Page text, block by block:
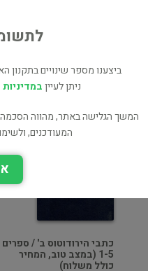
מוכר ספר זהה? לחץ כאן
כתבי הירודוטוס ב' / ספרים
1-5 (במצב טוב, המחיר
כולל משלוח)
ביצענו מספר שינויים בתקנון
ניתן לעיין
המשך הגלישה באתר, מהווה הסכמה
המעודכנים,